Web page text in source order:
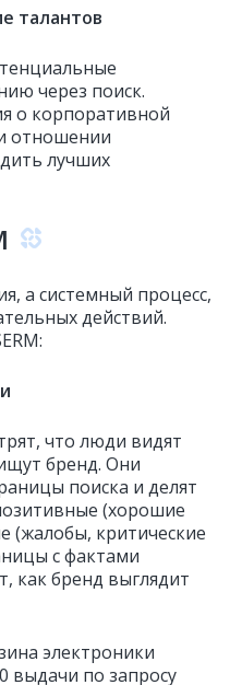
талантов
через поиск.
о корпоративной
отношении
лучших
а системный процесс,
действий.
что люди видят
бренд. Они
поиска и делят
(хорошие
(жалобы, критические
с фактами
как бренд выглядит
электроники
выдачи по запросу